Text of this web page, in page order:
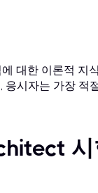
대한 이론적 지
시자는 가장 적
시